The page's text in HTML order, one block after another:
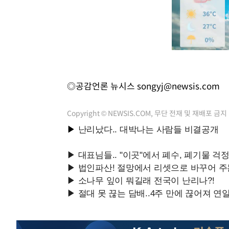
◎공감언론 뉴시스 songyj@newsis.com
Copyright © NEWSIS.COM, 무단 전재 및 재배포 금지